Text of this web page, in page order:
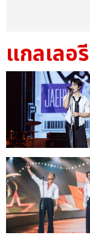
แกลเลอรี